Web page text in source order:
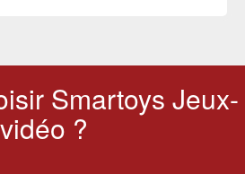
Smartoys Jeux-
vidéo ?